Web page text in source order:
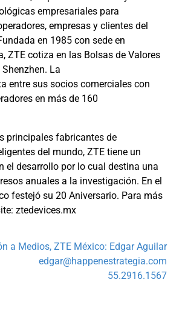
empresariales para
empresas y clientes del
en 1985 con sede en
ZTE cotiza en las Bolsas de Valores
La
entre sus socios comerciales con
en más de 160
principales fabricantes de
del mundo, ZTE tiene un
el desarrollo por lo cual destina una
anuales a la investigación. En el
festejó su 20 Aniversario. Para más
ztedevices.mx
a Medios, ZTE México: Edgar Aguilar
edgar@happenestrategia.com
55.2916.1567